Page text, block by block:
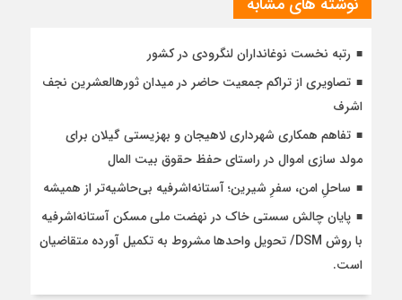
رتبه نخست نوغانداران لنگرودی در کشور
تصاویری از تراکم جمعیت حاضر در میدان ثورهالعشرین نجف
اشرف
تفاهم همکاری شهرداری لاهیجان و بهزیستی گیلان برای
مولد سازی اموال در راستای حفظ حقوق بیت المال
ساحلِ امن، سفرِ شیرین؛ آستانه‌اشرفیه بی‌حاشیه‌تر از همیشه
پایان چالش سستی خاک در نهضت ملی مسکن آستانه‌اشرفیه
با روش DSM/ تحویل واحدها مشروط به تکمیل آورده متقاضیان
است.